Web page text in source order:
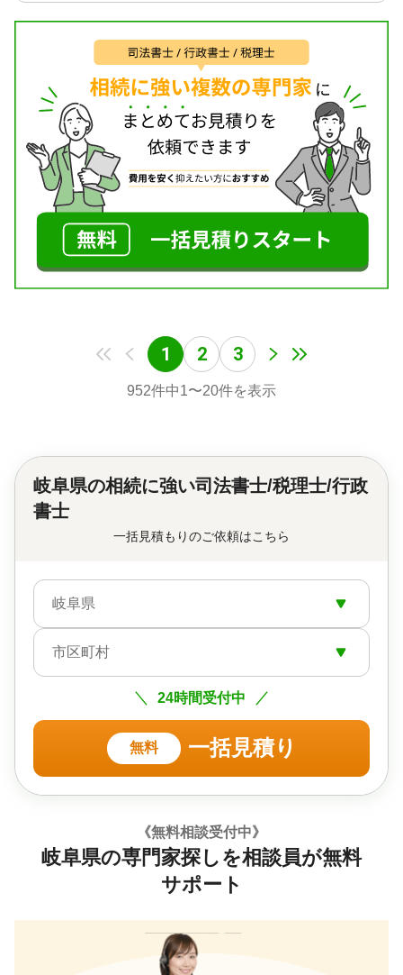
1 2 3
952件中1〜20件を表示
岐阜県の相続に強い司法書士/税理士/行政
書士
一括見積もりのご依頼はこちら
岐阜県
市区町村
24時間受付中
無料 一括見積り
《無料相談受付中》
岐阜県の専門家探しを相談員が無料
サポート